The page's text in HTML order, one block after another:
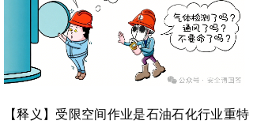
【释义】受限空间作业是石油石化行业重特